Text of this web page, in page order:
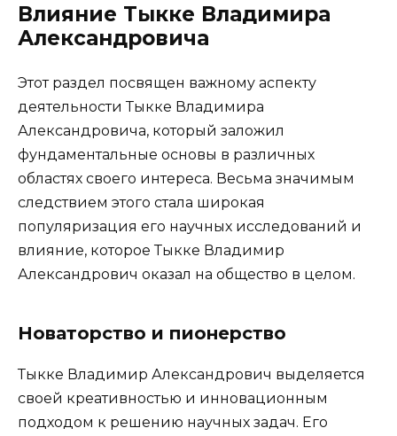
Влияние Тыкке Владимира
Александровича
Этот раздел посвящен важному аспекту
деятельности Тыкке Владимира
Александровича, который заложил
фундаментальные основы в различных
областях своего интереса. Весьма значимым
следствием этого стала широкая
популяризация его научных исследований и
влияние, которое Тыкке Владимир
Александрович оказал на общество в целом.
Новаторство и пионерство
Тыкке Владимир Александрович выделяется
своей креативностью и инновационным
подходом к решению научных задач. Его